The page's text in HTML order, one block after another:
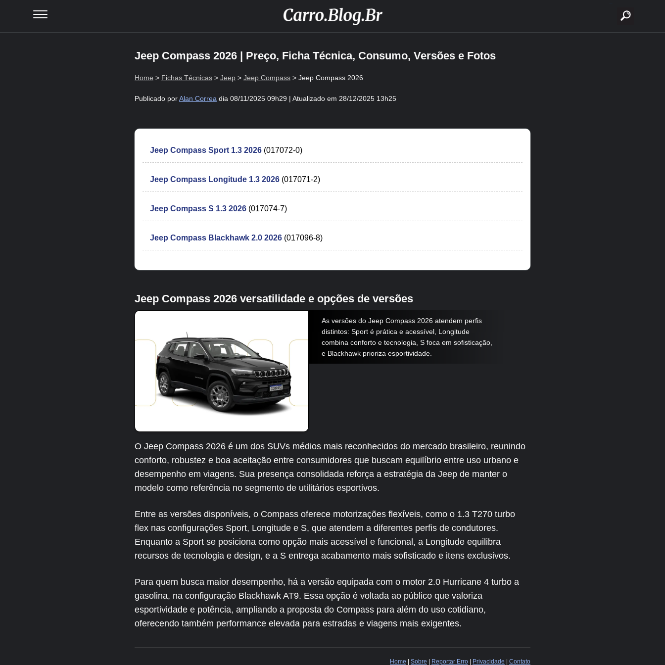
Jeep Compass 2026 | Preço, Ficha Técnica, Consumo, Versões e Fotos
Home > Fichas Técnicas > Jeep > Jeep Compass > Jeep Compass 2026
Publicado porAlan Correa dia 08/11/2025 09h29 | Atualizado em 28/12/2025 13h25
Jeep Compass Sport 1.3 2026 (017072-0)
Jeep Compass Longitude 1.3 2026 (017071-2)
Jeep Compass S 1.3 2026 (017074-7)
Jeep Compass Blackhawk 2.0 2026 (017096-8)
Jeep Compass 2026 versatilidade e opções de versões
As versões do Jeep Compass 2026 atendem perfis
distintos: Sport é prática e acessível, Longitude
combina conforto e tecnologia, S foca em sofisticação,
e Blackhawk prioriza esportividade.
O Jeep Compass 2026 é um dos SUVs médios mais reconhecidos do mercado brasileiro, reunindo
conforto, robustez e boa aceitação entre consumidores que buscam equilíbrio entre uso urbano e
desempenho em viagens. Sua presença consolidada reforça a estratégia da Jeep de manter o
modelo como referência no segmento de utilitários esportivos.
Entre as versões disponíveis, o Compass oferece motorizações flexíveis, como o 1.3 T270 turbo
flex nas configurações Sport, Longitude e S, que atendem a diferentes perfis de condutores.
Enquanto a Sport se posiciona como opção mais acessível e funcional, a Longitude equilibra
recursos de tecnologia e design, e a S entrega acabamento mais sofisticado e itens exclusivos.
Para quem busca maior desempenho, há a versão equipada com o motor 2.0 Hurricane 4 turbo a
gasolina, na configuração Blackhawk AT9. Essa opção é voltada ao público que valoriza
esportividade e potência, ampliando a proposta do Compass para além do uso cotidiano,
oferecendo também performance elevada para estradas e viagens mais exigentes.
Home | Sobre | Reportar Erro | Privacidade | Contato